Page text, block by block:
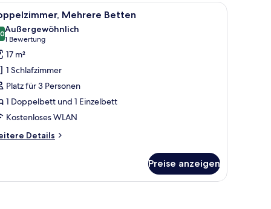
WLAN, Bettwäsche Doppelzimmer, Mehrere Betten |
10 Mehrere Betten
von 10
Außergewöhnlich
1 Bewertung
(1
Bewertung)
17 m²
1 Schlafzimmer
Platz für 3 Personen
1 Doppelbett und 1 Einzelbett
Kostenloses WLAN
Details
Preise anzeigen